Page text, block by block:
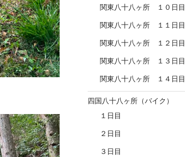
関東八十八ヶ所 １０日目
関東八十八ヶ所 １１日目
関東八十八ヶ所 １２日目
関東八十八ヶ所 １３日目
関東八十八ヶ所 １４日目
四国八十八ヶ所（バイク）
１日目
２日目
３日目